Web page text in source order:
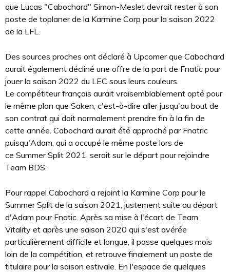
que Lucas "Cabochard" Simon-Meslet devrait rester à son
poste de toplaner de la Karmine Corp pour la saison 2022
de la LFL.
Des sources proches ont déclaré à Upcomer que Cabochard
aurait également décliné une offre de la part de Fnatic pour
jouer la saison 2022 du LEC sous leurs couleurs.
Le compétiteur français aurait vraisemblablement opté pour
le même plan que Saken, c'est-à-dire aller jusqu'au bout de
son contrat qui doit normalement prendre fin à la fin de
cette année. Cabochard aurait été approché par Fnatric
puisqu'Adam, qui a occupé le même poste lors de
ce Summer Split 2021, serait sur le départ pour rejoindre
Team BDS.
Pour rappel Cabochard a rejoint la Karmine Corp pour le
Summer Split de la saison 2021, justement suite au départ
d'Adam pour Fnatic. Après sa mise à l'écart de Team
Vitality et après une saison 2020 qui s'est avérée
particulièrement difficile et longue, il passe quelques mois
loin de la compétition, et retrouve finalement un poste de
titulaire pour la saison estivale. En l'espace de quelques